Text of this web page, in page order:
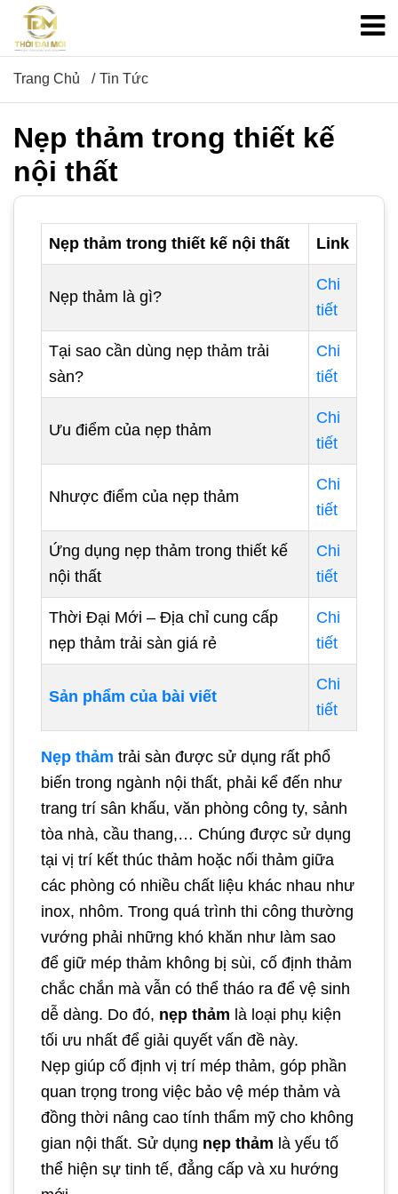
Trang Chủ Tin Tức
Nẹp thảm trong thiết kế
nội thất
Nẹp thảm trong thiết kế nội thất Link
Nẹp thảm là gì?
Chi
tiết
Tại sao cần dùng nẹp thảm trải
sàn?
Chi
tiết
Ưu điểm của nẹp thảm
Chi
tiết
Nhược điểm của nẹp thảm
Chi
tiết
Ứng dụng nẹp thảm trong thiết kế
nội thất
Chi
tiết
Thời Đại Mới – Địa chỉ cung cấp
nẹp thảm trải sàn giá rẻ
Chi
tiết
Sản phẩm của bài viết
Chi
tiết
Nẹp thảm trải sàn được sử dụng rất phổ
biến trong ngành nội thất, phải kể đến như
trang trí sân khấu, văn phòng công ty, sảnh
tòa nhà, cầu thang,… Chúng được sử dụng
tại vị trí kết thúc thảm hoặc nối thảm giữa
các phòng có nhiều chất liệu khác nhau như
inox, nhôm. Trong quá trình thi công thường
vướng phải những khó khăn như làm sao
để giữ mép thảm không bị sùi, cố định thảm
chắc chắn mà vẫn có thể tháo ra để vệ sinh
dễ dàng. Do đó, nẹp thảm là loại phụ kiện
tối ưu nhất để giải quyết vấn đề này.
Nẹp giúp cố định vị trí mép thảm, góp phần
quan trọng trong việc bảo vệ mép thảm và
đồng thời nâng cao tính thẩm mỹ cho không
gian nội thất. Sử dụng nẹp thảm là yếu tố
thể hiện sự tinh tế, đẳng cấp và xu hướng